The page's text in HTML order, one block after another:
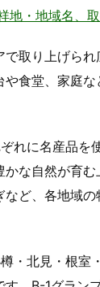
地・地域名、
取り上げら
食堂、家庭
れに名産品
な自然が育
ど、各地域
・北見・根